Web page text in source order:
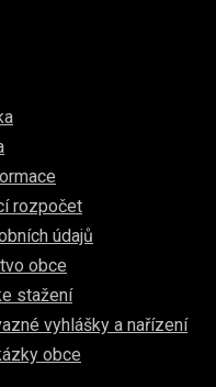
rozpočet
údajů
obce
stažení
vyhlášky a nařízení
obce